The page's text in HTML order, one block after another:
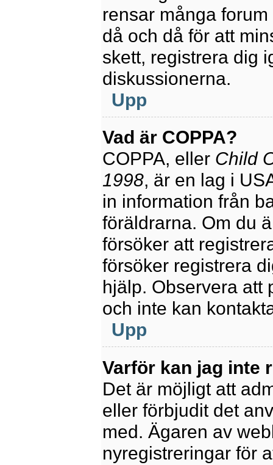
rensar många
då och då för att
skett, registrera dig
diskussionerna.
Upp
Vad är COPPA?
COPPA, eller Child
1998, är en lag i
in information från
föräldrarna. Om du
försöker att
försöker registrera
hjälp. Observera att
och inte kan
Upp
Varför kan jag inte
Det är möjligt att
eller förbjudit det
med. Ägaren av
nyregistreringar för